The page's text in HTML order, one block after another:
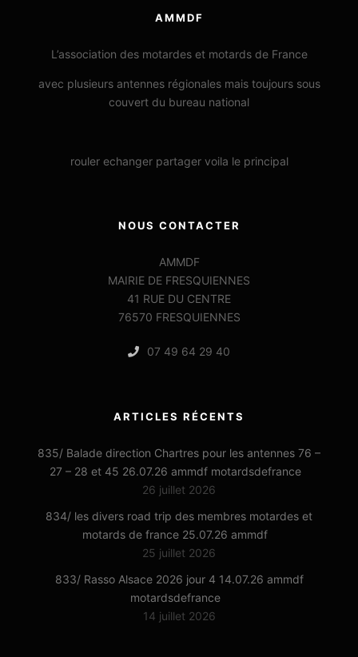
AMMDF
L’association des motardes et motards de France
avec plusieurs antennes régionales mais toujours sous
couvert du bureau national
rouler echanger partager voila le principal
NOUS CONTACTER
AMMDF
MAIRIE DE FRESQUIENNES
41 RUE DU CENTRE
76570 FRESQUIENNES
07 49 64 29 40
ARTICLES RÉCENTS
835/ Balade direction Chartres pour les antennes 76 –
27 – 28 et 45 26.07.26 ammdf motardsdefrance
26 juillet 2026
834/ les divers road trip des membres motardes et
motards de france 25.07.26 ammdf
25 juillet 2026
833/ Rasso Alsace 2026 jour 4 14.07.26 ammdf
motardsdefrance
14 juillet 2026